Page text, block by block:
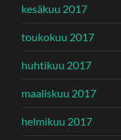
kesäkuu 2017
toukokuu 2017
huhtikuu 2017
maaliskuu 2017
helmikuu 2017